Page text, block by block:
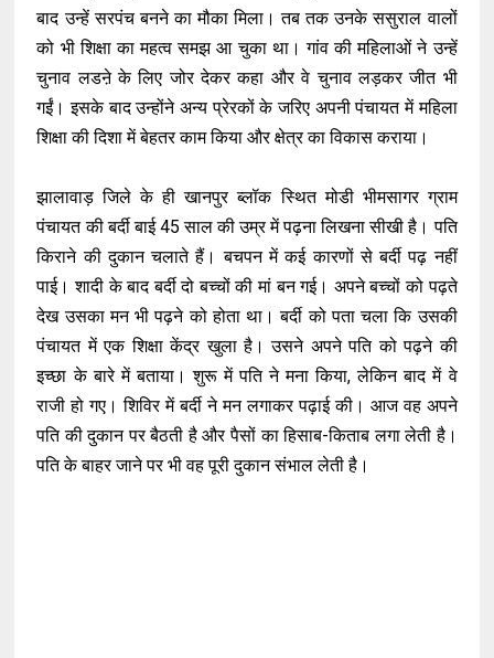
बाद उन्हें सरपंच बनने का मौका मिला। तब तक उनके ससुराल वालों
को भी शिक्षा का महत्व समझ आ चुका था। गांव की महिलाओं ने उन्हें
चुनाव लडऩे के लिए जोर देकर कहा और वे चुनाव लड़कर जीत भी
गईं। इसके बाद उन्होंने अन्य प्रेरकों के जरिए अपनी पंचायत में महिला
शिक्षा की दिशा में बेहतर काम किया और क्षेत्र का विकास कराया।
झालावाड़ जिले के ही खानपुर ब्लॉक स्थित मोडी भीमसागर ग्राम
पंचायत की बर्दी बाई 45 साल की उम्र में पढ़ना लिखना सीखी है। पति
किराने की दुकान चलाते हैं। बचपन में कई कारणों से बर्दी पढ़ नहीं
पाई। शादी के बाद बर्दी दो बच्चों की मां बन गई। अपने बच्चों को पढ़ते
देख उसका मन भी पढ़ने को होता था। बर्दी को पता चला कि उसकी
पंचायत में एक शिक्षा केंद्र खुला है। उसने अपने पति को पढ़ने की
इच्छा के बारे में बताया। शुरू में पति ने मना किया, लेकिन बाद में वे
राजी हो गए। शिविर में बर्दी ने मन लगाकर पढ़ाई की। आज वह अपने
पति की दुकान पर बैठती है और पैसों का हिसाब-किताब लगा लेती है।
पति के बाहर जाने पर भी वह पूरी दुकान संभाल लेती है।